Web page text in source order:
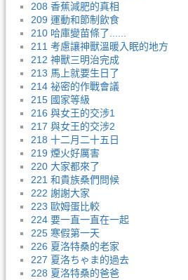
208 香蕉減肥的真相
209 運動和節制飲食
210 哈庫變苗條了......
211 考慮讓神獸溫暖入眠的地方
212 神獸三明治完成
213 馬上就要生日了
214 祕密的作戰會議
215 國家等級
216 與女王的交涉1
217 與女王的交涉2
218 十二月二十五日
219 煙火好厲害
220 大家都來了
221 和貴族桑們問候
222 謝謝大家
223 歐姆蛋比較
224 要一直一直在一起
225 寒假第一天
226 夏洛特桑的老家
227 夏洛ちゃま的過去
228 夏洛特桑的爸爸